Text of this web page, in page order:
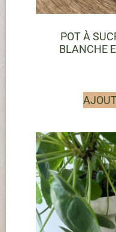
POT À
BLANCHE